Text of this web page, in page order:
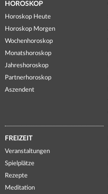
HOROSKOP
Horoskop Heute
Horoskop Morgen
Wochenhoroskop
Monatshoroskop
Jahreshoroskop
Partnerhoroskop
Aszendent
FREIZEIT
Veranstaltungen
Spielplätze
Rezepte
Meditation